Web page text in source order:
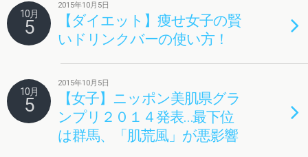
10月
5
2015年10月5日
【ダイエット】痩せ女子の賢
いドリンクバーの使い方！
10月
5
2015年10月5日
【女子】ニッポン美肌県グラ
ンプリ２０１４発表…最下位
は群馬、「肌荒風」が悪影響